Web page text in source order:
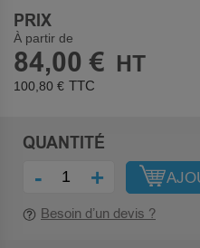
PRIX
À partir de
84,00 €
100,80 €
QUANTITÉ
- +
Besoin d’un devis ?